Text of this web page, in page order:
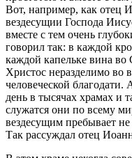
Вот, например, как отец
вездесущии Господа
вместе с тем очень
говорил так: в каждой
каждой капельке вина во
Христос неразделимо во
человеческой
день в тысячах храмах и
служатся они по всему
вездесущим пребывает
Так рассуждал отец